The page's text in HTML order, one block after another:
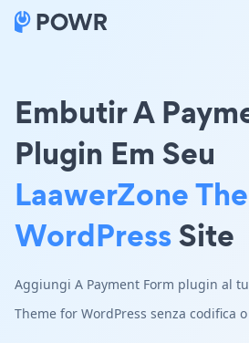
Embutir A
Plugin Em Seu
LaawerZone
WordPressSite
Aggiungi A Payment Form plugin al
Theme for WordPress senza codifica